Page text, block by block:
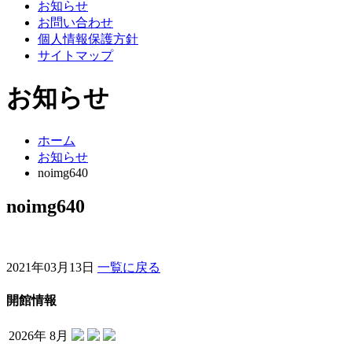
お知らせ
お問い合わせ
個人情報保護方針
サイトマップ
お知らせ
ホーム
お知らせ
noimg640
noimg640
2021年03月13日 一覧に戻る
開館情報
2026年 8月